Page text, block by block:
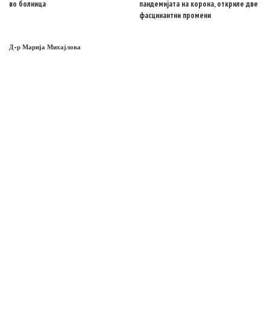
во болница
пандемијата на корона, откриле две
фасцинантни промени
Д-р Марија Михајлова